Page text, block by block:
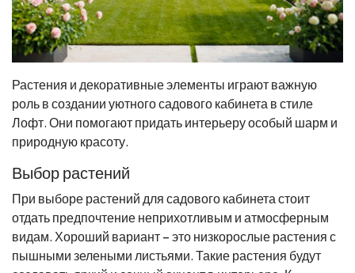
Растения и декоративные элементы играют важную
роль в создании уютного садового кабинета в стиле
Лофт. Они помогают придать интерьеру особый шарм и
природную красоту.
Выбор растений
При выборе растений для садового кабинета стоит
отдать предпочтение неприхотливым и атмосферным
видам. Хороший вариант – это низкорослые растения с
пышными зелеными листьями. Такие растения будут